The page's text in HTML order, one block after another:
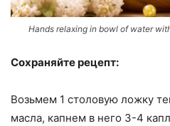
Hands relaxing in bowl of water
Сохраняйте рецепт:
Возьмем 1 столовую ложку
масла, капнем в него 3-4